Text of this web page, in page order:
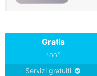
Gratis
100%
Servizi gratuiti